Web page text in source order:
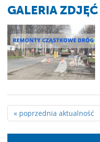
GALERIA ZDJĘĆ
« poprzednia aktualność